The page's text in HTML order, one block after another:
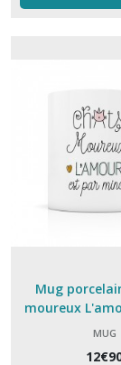
Mug
moureux
minou
MUG
12€